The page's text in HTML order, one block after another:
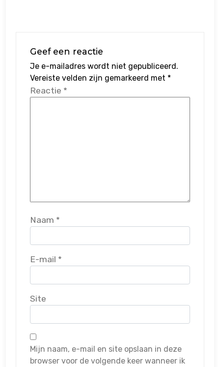
Geef een reactie
Je e-mailadres wordt niet gepubliceerd.
Vereiste velden zijn gemarkeerd met *
Reactie *
Naam *
E-mail *
Site
Mijn naam, e-mail en site opslaan in deze
browser voor de volgende keer wanneer ik